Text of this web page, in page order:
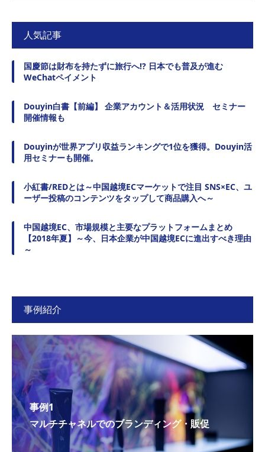
人気記事
国慶節は財布を持たずに旅行へ!? 日本でも普及が進む
WeChatペイメント
Douyin白書【前編】 企業アカウント＆活用状況 セミナー
開催情報も
Douyinが世界アプリ収益ランキングで1位を獲得。Douyin活
用セミナーも開催。
小紅書/REDとは～中国越境ECマーケットで注目 SNS×EC、ユ
ーザー投稿のコンテンツをタップして商品購入へ～
中国越境EC、市場規模と主要なプラットフォームまとめ
【2018年夏】～今、日本企業が中国越境ECに進出すべき理由
～
事例紹介
事例1
マルチチャネルでのブランディング・販促